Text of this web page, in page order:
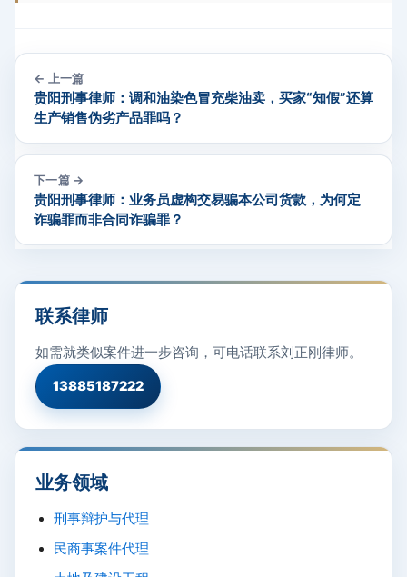
← 上一篇
贵阳刑事律师：调和油染色冒充柴油卖，买家“知假”还算
生产销售伪劣产品罪吗？
下一篇 →
贵阳刑事律师：业务员虚构交易骗本公司货款，为何定
诈骗罪而非合同诈骗罪？
联系律师
如需就类似案件进一步咨询，可电话联系刘正刚律师。
13885187222
业务领域
刑事辩护与代理
民商事案件代理